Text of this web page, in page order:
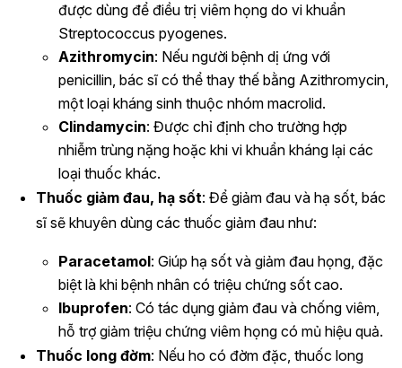
được dùng để điều trị viêm họng do vi khuẩn
Streptococcus pyogenes.
Azithromycin: Nếu người bệnh dị ứng với
penicillin, bác sĩ có thể thay thế bằng Azithromycin,
một loại kháng sinh thuộc nhóm macrolid.
Clindamycin: Được chỉ định cho trường hợp
nhiễm trùng nặng hoặc khi vi khuẩn kháng lại các
loại thuốc khác.
Thuốc giảm đau, hạ sốt: Để giảm đau và hạ sốt, bác
sĩ sẽ khuyên dùng các thuốc giảm đau như:
Paracetamol: Giúp hạ sốt và giảm đau họng, đặc
biệt là khi bệnh nhân có triệu chứng sốt cao.
Ibuprofen: Có tác dụng giảm đau và chống viêm,
hỗ trợ giảm triệu chứng viêm họng có mủ hiệu quả.
Thuốc long đờm: Nếu ho có đờm đặc, thuốc long